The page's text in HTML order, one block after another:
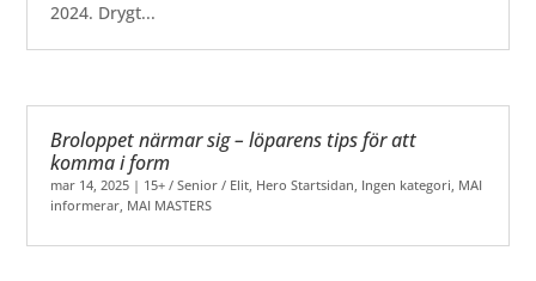
2024. Drygt...
Broloppet närmar sig – löparens tips för att
komma i form
mar 14, 2025 | 15+ / Senior / Elit, Hero Startsidan, Ingen kategori, MAI
informerar, MAI MASTERS